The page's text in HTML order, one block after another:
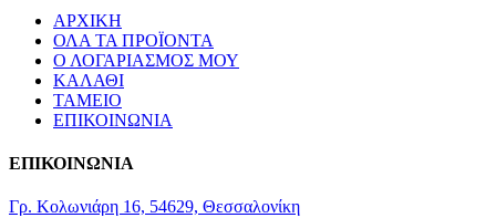
ΑΡΧΙΚΗ
ΟΛΑ ΤΑ ΠΡΟΪΟΝΤΑ
Ο ΛΟΓΑΡΙΑΣΜΟΣ ΜΟΥ
ΚΑΛΑΘΙ
ΤΑΜΕΙΟ
ΕΠΙΚΟΙΝΩΝΙΑ
ΕΠΙΚΟΙΝΩΝΙΑ
Γρ. Κολωνιάρη 16, 54629, Θεσσαλονίκη